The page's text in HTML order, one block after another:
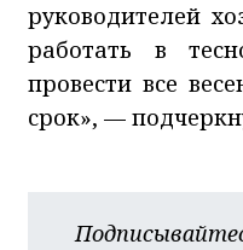
руководителей
работать в
провести все
срок», —